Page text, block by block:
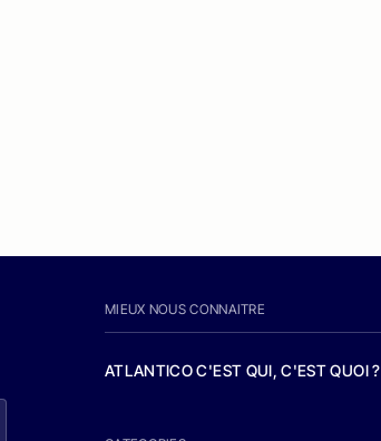
MIEUX NOUS CONNAITRE
ATLANTICO C'EST QUI, C'EST QUOI ?